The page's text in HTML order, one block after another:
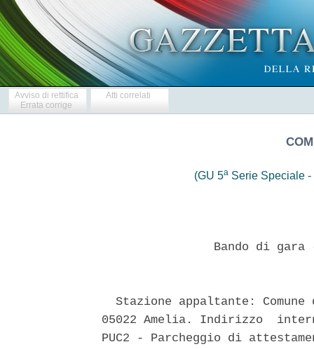
Avviso di rettifica
Errata corrige
Atti correlati
(GU 5aSerie Speciale -
Bando di
Stazione appaltante: Comune
05022 Amelia. Indirizzo
PUC2 - Parcheggio di